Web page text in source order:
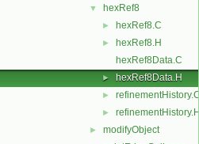
▼ hexRef8
► hexRef8.C
►
hexRef8.H
hexRef8Data.C
► hexRef8Data.H
► refinementHistory.C
► refinementHistory.H
► modifyObject